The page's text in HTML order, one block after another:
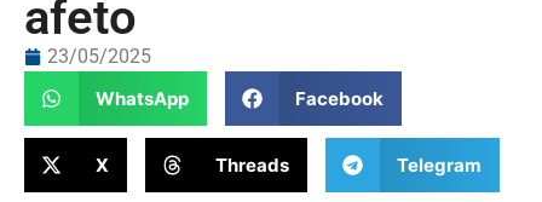
afeto
23/05/2025
WhatsApp
Facebook
X Threads Telegram